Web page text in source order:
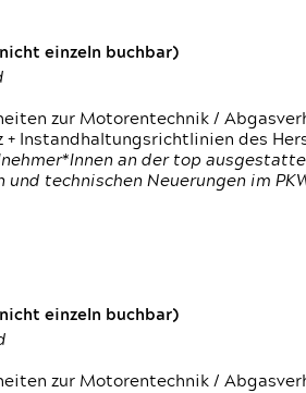
einzeln buchbar)
zur Motorentechnik /
+ Instandhaltungsrichtlinien des
an der top
technischen Neuerungen im
einzeln buchbar)
zur Motorentechnik /